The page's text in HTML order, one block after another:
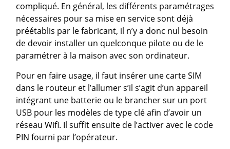
compliqué. En général, les différents paramétrages
nécessaires pour sa mise en service sont déjà
préétablis par le fabricant, il n’y a donc nul besoin
de devoir installer un quelconque pilote ou de le
paramétrer à la maison avec son ordinateur.
Pour en faire usage, il faut insérer une carte SIM
dans le routeur et l’allumer s’il s’agit d’un appareil
intégrant une batterie ou le brancher sur un port
USB pour les modèles de type clé afin d’avoir un
réseau Wifi. Il suffit ensuite de l’activer avec le code
PIN fourni par l’opérateur.